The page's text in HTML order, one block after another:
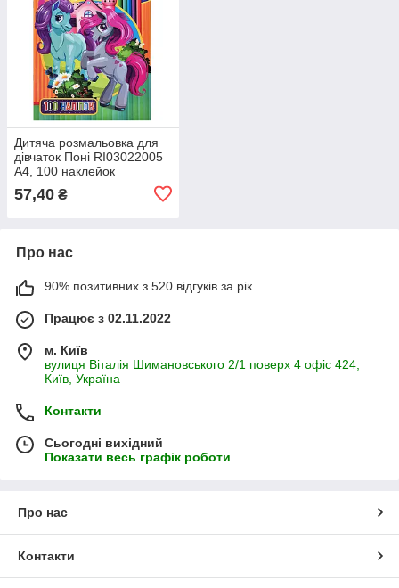
Дитяча розмальовка для
дівчаток Поні RI03022005
А4, 100 наклейок
57,40 ₴
Про нас
90% позитивних з 520 відгуків за рік
Працює з 02.11.2022
м. Київ
вулиця Віталія Шимановського 2/1 поверх 4 офіс 424,
Київ, Україна
Контакти
Сьогодні вихідний
Показати весь графік роботи
Про нас
Контакти